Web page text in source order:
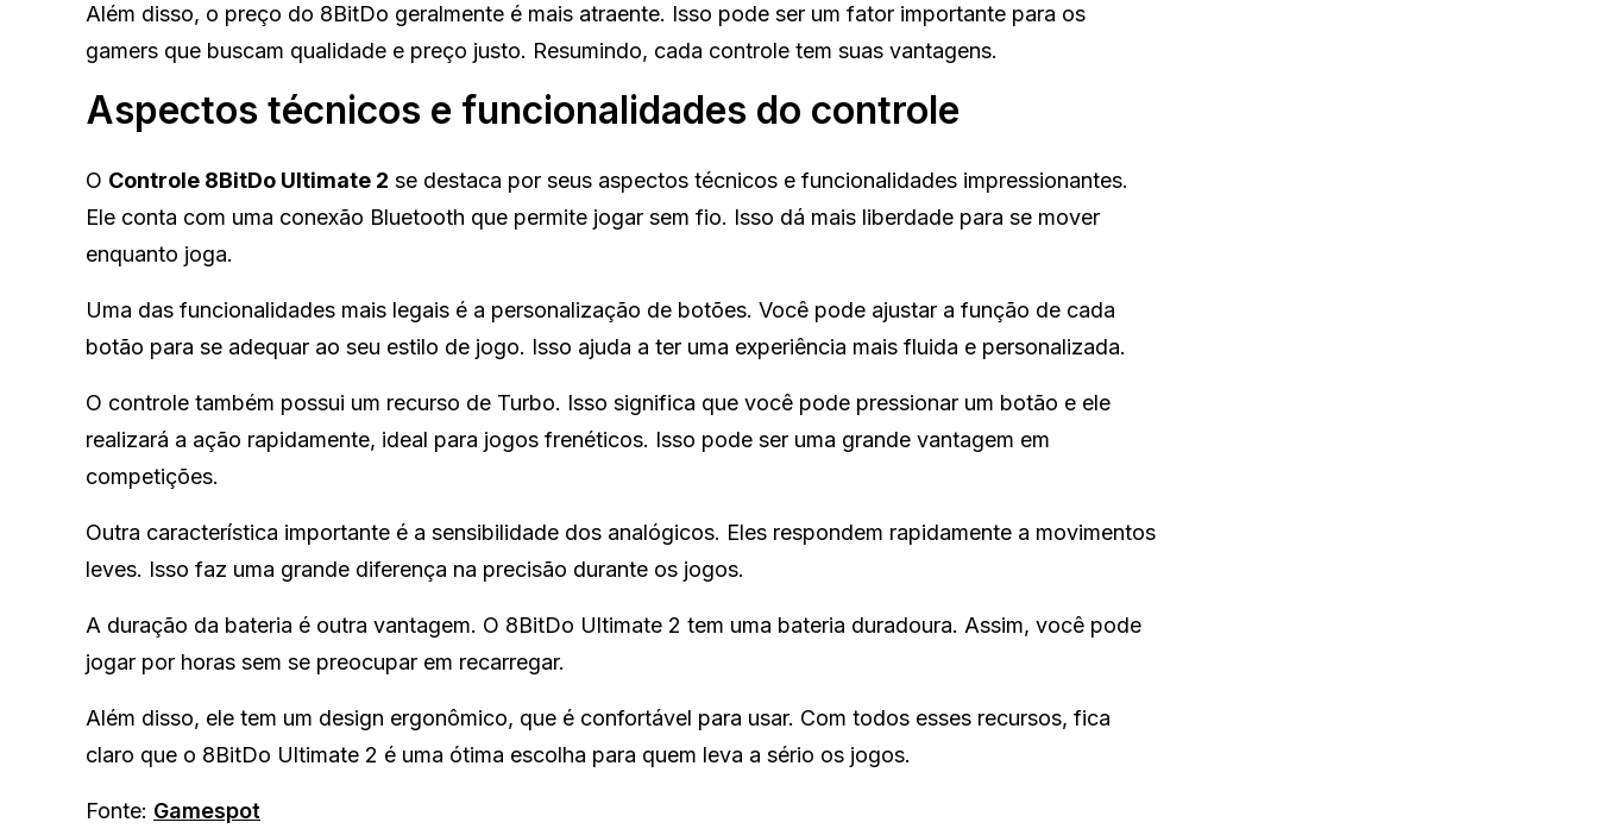
Além disso, o preço do 8BitDo geralmente é mais atraente. Isso pode ser um fator importante para os
gamers que buscam qualidade e preço justo. Resumindo, cada controle tem suas vantagens.
Aspectos técnicos e funcionalidades do controle
O Controle 8BitDo Ultimate 2 se destaca por seus aspectos técnicos e funcionalidades impressionantes.
Ele conta com uma conexão Bluetooth que permite jogar sem fio. Isso dá mais liberdade para se mover
enquanto joga.
Uma das funcionalidades mais legais é a personalização de botões. Você pode ajustar a função de cada
botão para se adequar ao seu estilo de jogo. Isso ajuda a ter uma experiência mais fluida e personalizada.
O controle também possui um recurso de Turbo. Isso significa que você pode pressionar um botão e ele
realizará a ação rapidamente, ideal para jogos frenéticos. Isso pode ser uma grande vantagem em
competições.
Outra característica importante é a sensibilidade dos analógicos. Eles respondem rapidamente a movimentos
leves. Isso faz uma grande diferença na precisão durante os jogos.
A duração da bateria é outra vantagem. O 8BitDo Ultimate 2 tem uma bateria duradoura. Assim, você pode
jogar por horas sem se preocupar em recarregar.
Além disso, ele tem um design ergonômico, que é confortável para usar. Com todos esses recursos, fica
claro que o 8BitDo Ultimate 2 é uma ótima escolha para quem leva a sério os jogos.
Fonte: Gamespot